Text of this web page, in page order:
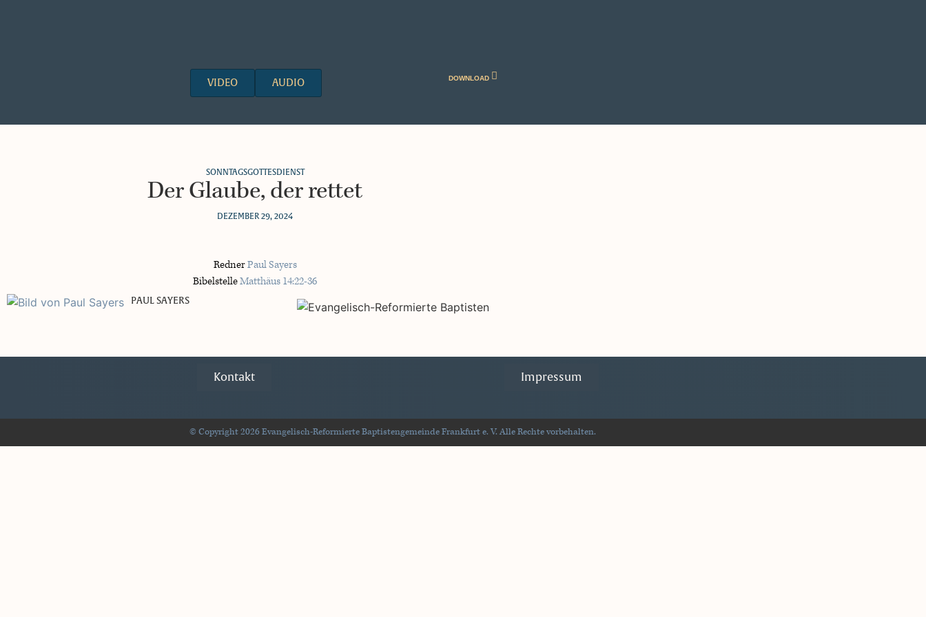
VIDEO AUDIO DOWNLOAD
SONNTAGSGOTTESDIENST
Der Glaube, der rettet
DEZEMBER 29, 2024
RednerPaul Sayers
BibelstelleMatthäus 14:22-36
PAUL SAYERS
Kontakt Impressum
© Copyright 2026 Evangelisch-Reformierte Baptistengemeinde Frankfurt e. V. Alle Rechte vorbehalten.